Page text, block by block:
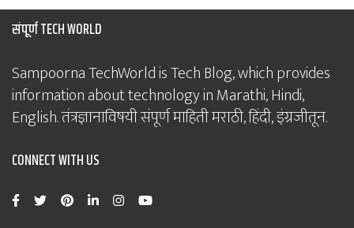
संपूर्ण TECH WORLD
Sampoorna TechWorld is Tech Blog, which provides
information about technology in Marathi, Hindi,
English. तंत्रज्ञानाविषयी संपूर्ण माहिती मराठी, हिंदी, इंग्रजीतून.
CONNECT WITH US